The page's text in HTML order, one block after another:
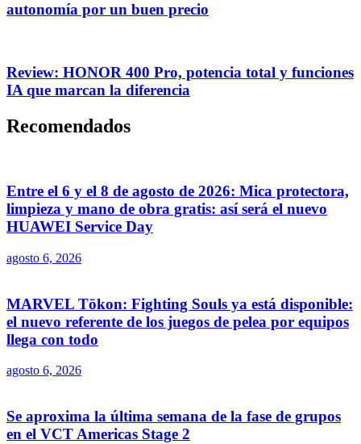
autonomía por un buen precio
Review: HONOR 400 Pro, potencia total y funciones
IA que marcan la diferencia
Recomendados
Entre el 6 y el 8 de agosto de 2026: Mica protectora,
limpieza y mano de obra gratis: así será el nuevo
HUAWEI Service Day
agosto 6, 2026
MARVEL Tōkon: Fighting Souls ya está disponible:
el nuevo referente de los juegos de pelea por equipos
llega con todo
agosto 6, 2026
Se aproxima la última semana de la fase de grupos
en el VCT Americas Stage 2